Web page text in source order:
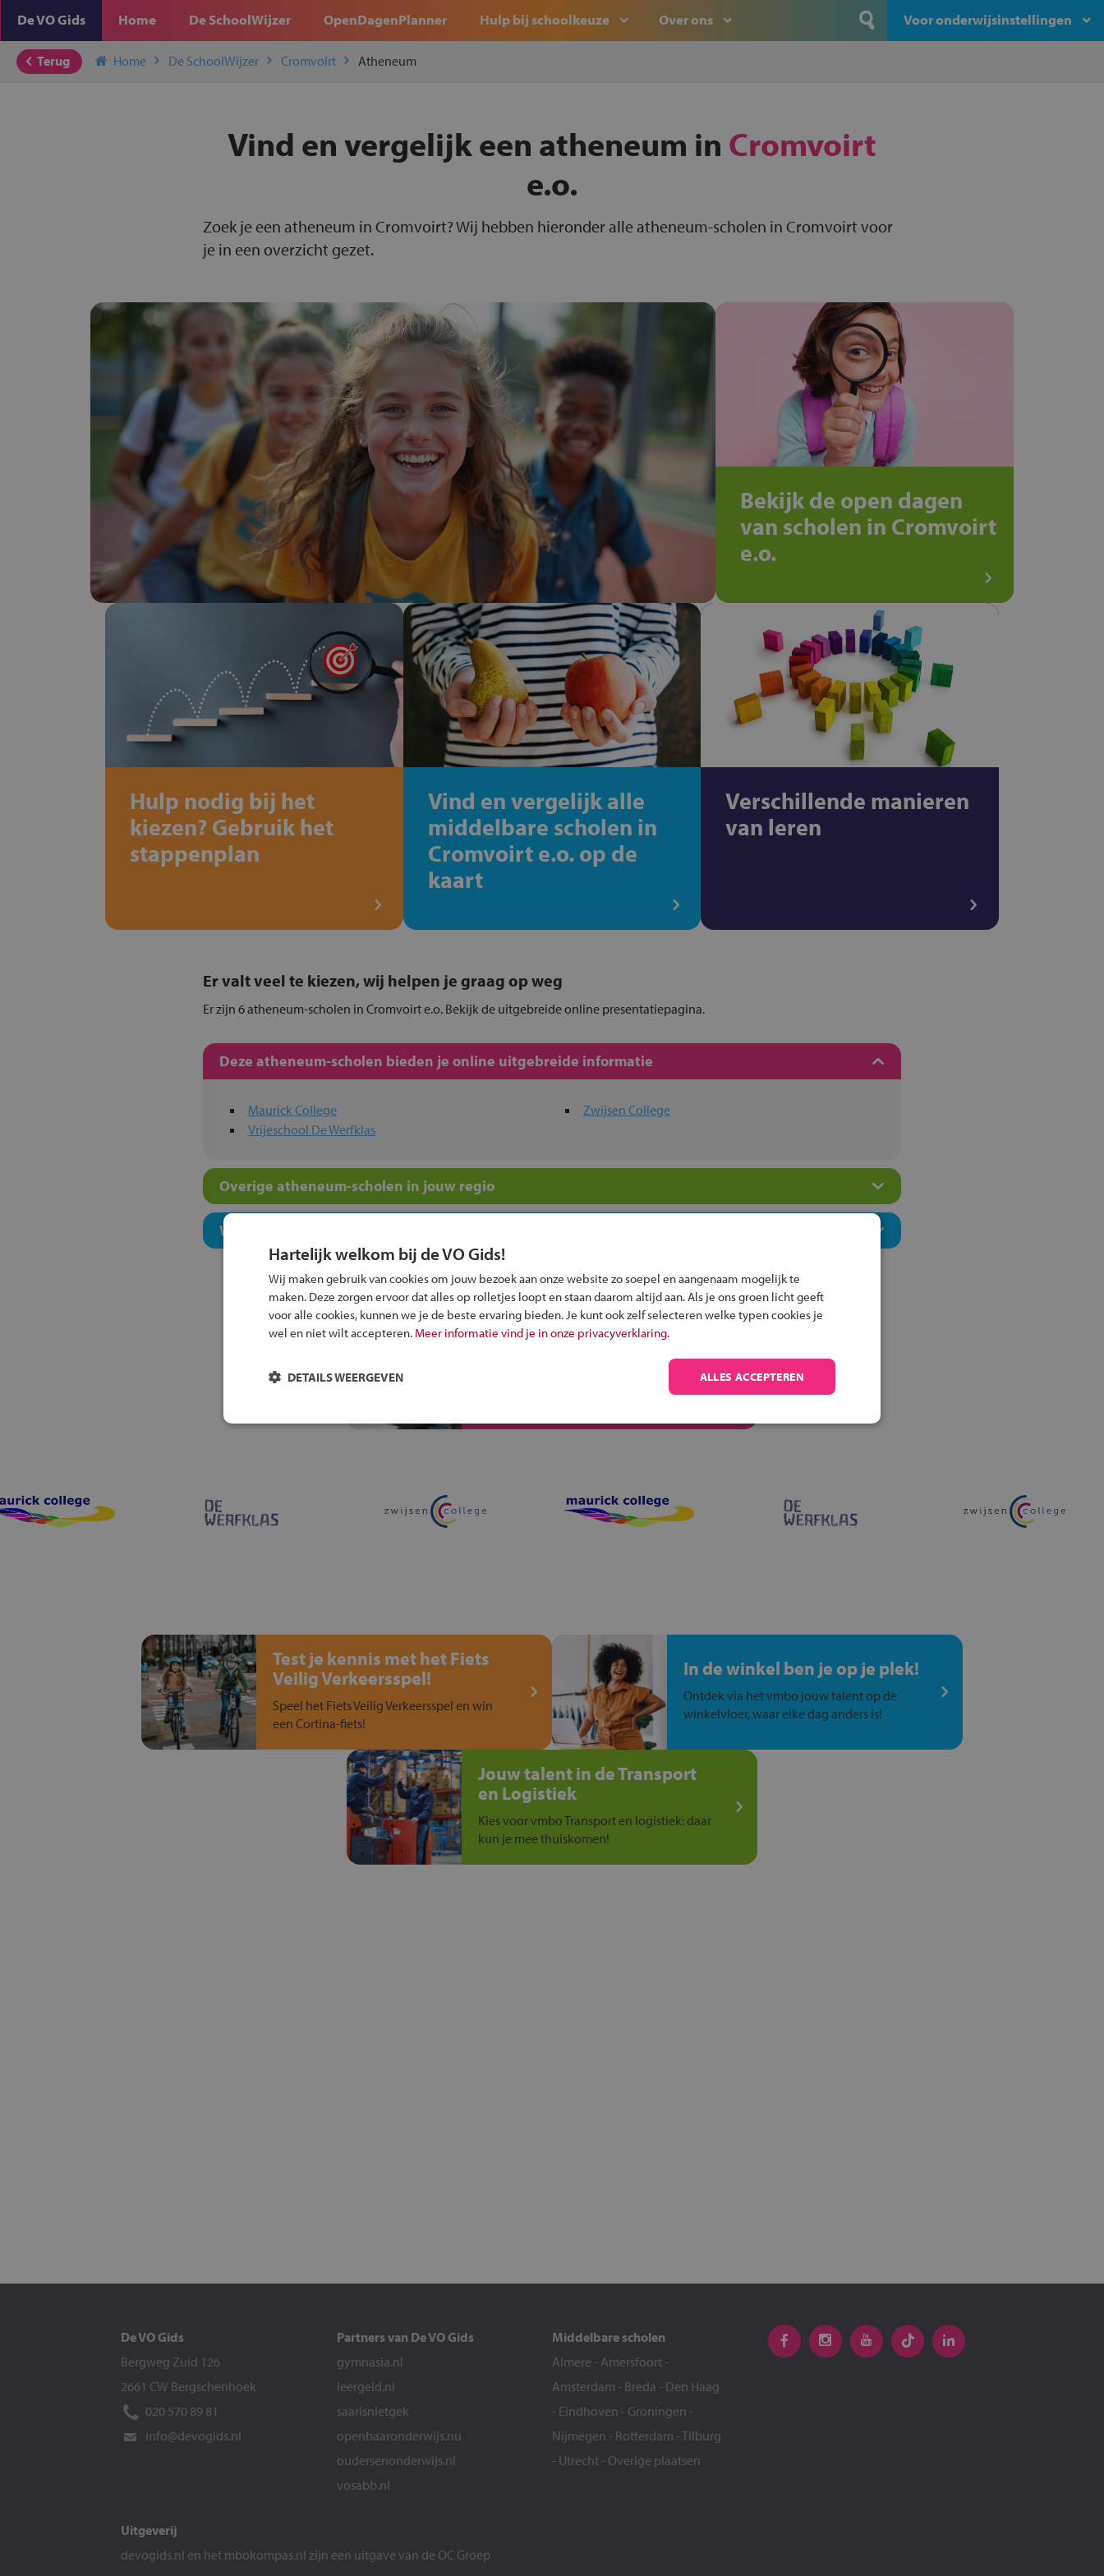
De VO Gids Home De SchoolWijzer OpenDagenPlanner Hulp bij schoolkeuze Over ons Voor onderwijsinstellingen
Terug Home De SchoolWijzer Cromvoirt Atheneum
Vind en vergelijk een atheneum in Cromvoirt
e.o.
Zoek je een atheneum in Cromvoirt? Wij hebben hieronder alle atheneum-scholen in Cromvoirt voor
je in een overzicht gezet.
Bekijk de open dagen
van scholen in Cromvoirt
e.o.
Hulp nodig bij het
kiezen? Gebruik het
stappenplan
Vind en vergelijk alle
middelbare scholen in
Cromvoirt e.o. op de
kaart
Verschillende manieren
van leren
Er valt veel te kiezen, wij helpen je graag op weg
Er zijn 6 atheneum-scholen in Cromvoirt e.o. Bekijk de uitgebreide online presentatiepagina.
Deze atheneum-scholen bieden je online uitgebreide informatie
Maurick College
Vrijeschool De Werfklas
Zwijsen College
Overige atheneum-scholen in jouw regio
Welk onderwijsconcept past bij jou?
Alle informatie om je kind aan te melden bij
Test je kennis met het Fiets
Veilig Verkeersspel!
Speel het Fiets Veilig Verkeersspel en win
een Cortina-fiets!
In de winkel ben je op je plek!
Ontdek via het vmbo jouw talent op de
winkelvloer, waar elke dag anders is!
Jouw talent in de Transport
en Logistiek
Kies voor vmbo Transport en logistiek: daar
kun je mee thuiskomen!
De VO Gids
Bergweg Zuid 126
2661 CW Bergschenhoek
020 570 89 81
info@devogids.nl
Partners van De VO Gids
gymnasia.nl
leergeld.nl
saarisnietgek
openbaaronderwijs.nu
oudersenonderwijs.nl
vosabb.nl
Middelbare scholen
Almere - Amersfoort -
Amsterdam - Breda - Den Haag
- Eindhoven - Groningen -
Nijmegen - Rotterdam -Tilburg
- Utrecht - Overige plaatsen
Uitgeverij
devogids.nl en het mbokompas.nl zijn een uitgave van de OC Groep
Hartelijk welkom bij de VO Gids!
Wij maken gebruik van cookies om jouw bezoek aan onze website zo soepel en aangenaam mogelijk te
maken. Deze zorgen ervoor dat alles op rolletjes loopt en staan daarom altijd aan. Als je ons groen licht geeft
voor alle cookies, kunnen we je de beste ervaring bieden. Je kunt ook zelf selecteren welke typen cookies je
wel en niet wilt accepteren. Meer informatie vind je in onze privacyverklaring.
ALLES ACCEPTEREN
DETAILS WEERGEVEN